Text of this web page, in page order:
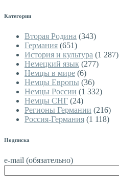
Категории
Вторая Родина (343)
Германия (651)
История и культура (1 287)
Немецкий язык (277)
Немцы в мире (6)
Немцы Европы (36)
Немцы России (1 332)
Немцы СНГ (24)
Регионы Германии (216)
Россия-Германия (1 118)
Подписка
e-mail (обязательно)